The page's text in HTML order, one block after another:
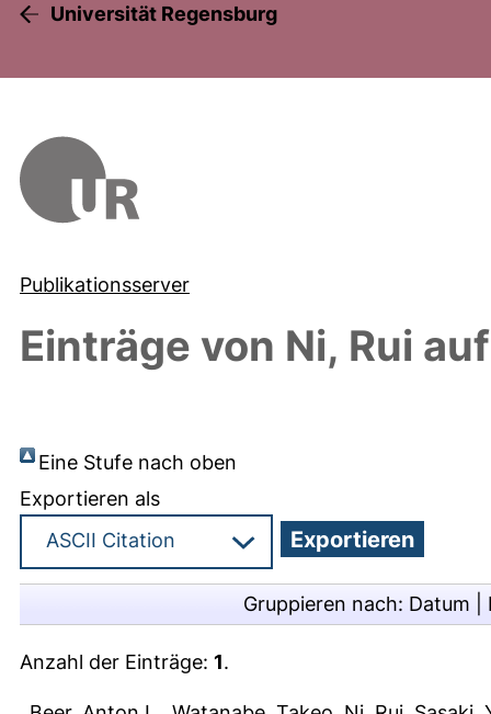
Universität Regensburg
Publikationsserver
Einträge von Ni, Rui
Eine Stufe nach oben
Exportieren als
Gruppieren nach: Datum
Anzahl der Einträge: 1.